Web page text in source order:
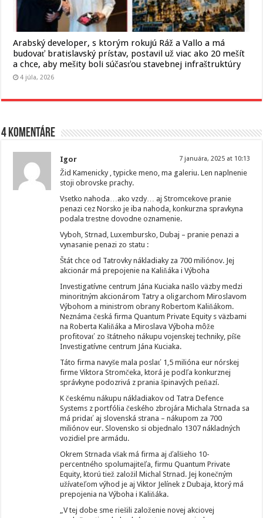
Arabský developer, s ktorým rokujú Ráž a Vallo a má
budovať bratislavský prístav, postavil už viac ako 20 mešít
a chce, aby mešity boli súčasťou stavebnej infraštruktúry
4 júla, 2026
4 komentáre
Igor 7 januára, 2025 at 10:13
Žid Kamenicky , typicke meno, ma galeriu. Len naplnenie
stoji obrovske prachy.
Vsetko nahoda…ako vzdy… aj Stromcekove pranie
penazi cez Norsko je iba nahoda, konkurzna spravkyna
podala trestne dovodne oznamenie.
Vyboh, Strnad, Luxembursko, Dubaj – pranie penazi a
vynasanie penazi zo statu :
Štát chce od Tatrovky nákladiaky za 700 miliónov. Jej
akcionár má prepojenie na Kaliňáka i Výboha
Investigatívne centrum Jána Kuciaka našlo väzby medzi
minoritným akcionárom Tatry a oligarchom Miroslavom
Výbohom a ministrom obrany Robertom Kaliňákom.
Neznáma česká firma Quantum Private Equity s väzbami
na Roberta Kaliňáka a Miroslava Výboha môže
profitovať zo štátneho nákupu vojenskej techniky, píše
Investigatívne centrum Jána Kuciaka.
Táto firma navyše mala poslať 1,5 milióna eur nórskej
firme Viktora Stromčeka, ktorá je podľa konkurznej
správkyne podozrivá z prania špinavých peňazí.
K českému nákupu nákladiakov od Tatra Defence
Systems z portfólia českého zbrojára Michala Strnada sa
má pridať aj slovenská strana – nákupom za 700
miliónov eur. Slovensko si objednalo 1307 nákladných
vozidiel pre armádu.
Okrem Strnada však má firma aj ďalšieho 10-
percentného spolumajiteľa, firmu Quantum Private
Equity, ktorú tiež založil Michal Strnad. Jej konečným
užívateľom výhod je aj Viktor Jelínek z Dubaja, ktorý má
prepojenia na Výboha i Kaliňáka.
„V tej dobe sme riešili založenie novej akciovej